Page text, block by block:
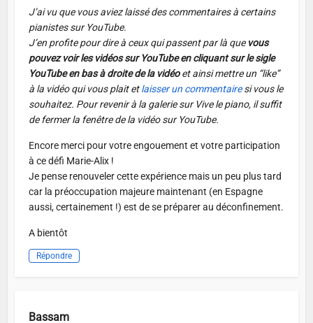
J’ai vu que vous aviez laissé des commentaires à certains
pianistes sur YouTube.
J’en profite pour dire à ceux qui passent par là que vous
pouvez voir les vidéos sur YouTube en cliquant sur le sigle
YouTube en bas à droite de la vidéoet ainsi mettre un “like”
à la vidéo qui vous plait etlaisser un commentairesi vous le
souhaitez. Pour revenir à la galerie sur Vive le piano, il suffit
de fermer la fenêtre de la vidéo sur YouTube.
Encore merci pour votre engouement et votre participation
à ce défi Marie-Alix !
Je pense renouveler cette expérience mais un peu plus tard
car la préoccupation majeure maintenant (en Espagne
aussi, certainement !) est de se préparer au déconfinement.
A bientôt
Répondre
Bassam